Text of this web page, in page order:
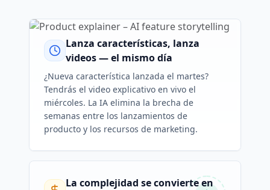
Lanza características, lanza
videos — el mismo día
¿Nueva característica lanzada el martes?
Tendrás el video explicativo en vivo el
miércoles. La IA elimina la brecha de
semanas entre los lanzamientos de
producto y los recursos de marketing.
La complejidad se convierte en